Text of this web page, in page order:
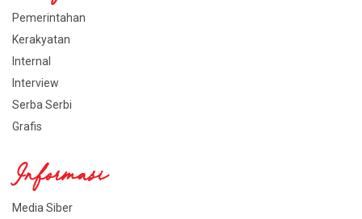
Pemerintahan
Kerakyatan
Internal
Interview
Serba Serbi
Grafis
Informasi
Media Siber